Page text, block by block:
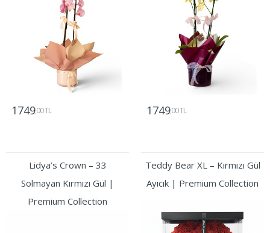
1749,00 TL 1749,00 TL
Lidya’s Crown – 33
Solmayan Kırmızı Gül |
Premium Collection
Teddy Bear XL – Kırmızı Gül
Ayıcık | Premium Collection